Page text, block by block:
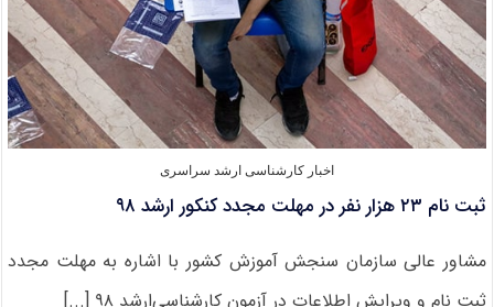
اخبار کارشناسی ارشد سراسری
ثبت نام ۲۳ هزار نفر در مهلت مجدد کنکور ارشد ۹۸
مشاور عالی سازمان سنجش آموزش کشور با اشاره به مهلت مجدد
ثبت نام و ویرایش اطلاعات در آزمون‌ کارشناسی‌ارشد ۹۸ [...]